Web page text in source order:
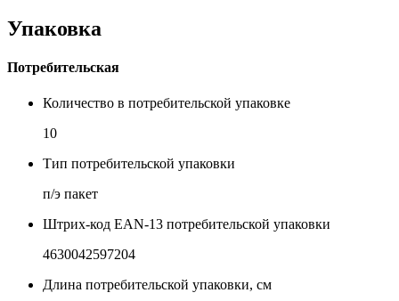
Упаковка
Потребительская
Количество в потребительской упаковке
10
Тип потребительской упаковки
п/э пакет
Штрих-код EAN-13 потребительской упаковки
4630042597204
Длина потребительской упаковки, см